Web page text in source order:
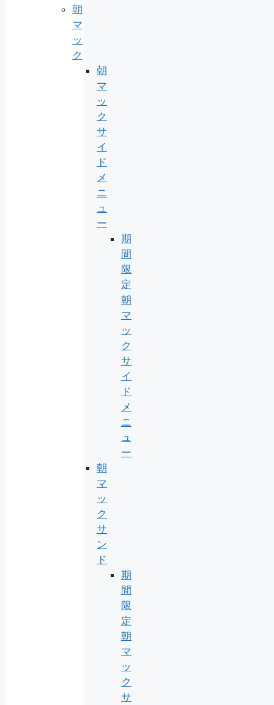
朝
マ
ッ
ク
朝
マ
ッ
ク
サ
イ
ド
メ
ニ
ュ
ー
期
間
限
定
朝
マ
ッ
ク
サ
イ
ド
メ
ニ
ュ
ー
朝
マ
ッ
ク
サ
ン
ド
期
間
限
定
朝
マ
ッ
ク
サ